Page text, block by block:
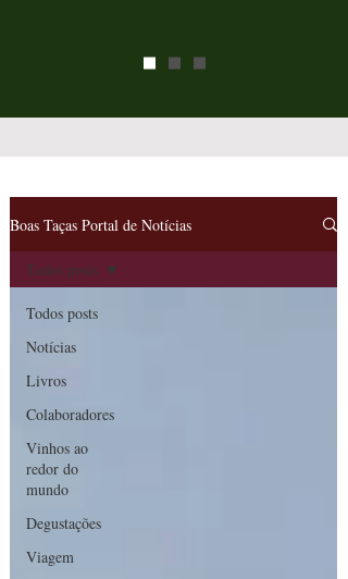
Boas Taças Portal de Notícias
Todos posts
Notícias
Livros
Colaboradores
Vinhos ao
redor do
mundo
Degustações
Viagem
Todos posts